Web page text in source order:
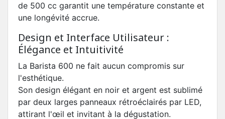
de 500 cc garantit une température constante et
une longévité accrue.
Design et Interface Utilisateur :
Élégance et Intuitivité
La Barista 600 ne fait aucun compromis sur
l'esthétique.
Son design élégant en noir et argent est sublimé
par deux larges panneaux rétroéclairés par LED,
attirant l'œil et invitant à la dégustation.